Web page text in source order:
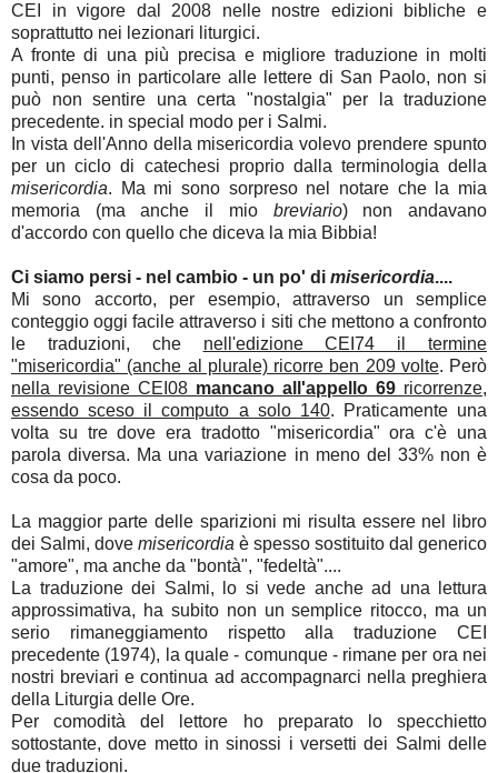
CEI in vigore dal 2008 nelle nostre edizioni bibliche e
soprattutto nei lezionari liturgici.
A fronte di una più precisa e migliore traduzione in molti
punti, penso in particolare alle lettere di San Paolo, non si
può non sentire una certa "nostalgia" per la traduzione
precedente. in special modo per i Salmi.
In vista dell'Anno della misericordia volevo prendere spunto
per un ciclo di catechesi proprio dalla terminologia della
misericordia. Ma mi sono sorpreso nel notare che la mia
memoria (ma anche il mio breviario) non andavano
d'accordo con quello che diceva la mia Bibbia!
Ci siamo persi - nel cambio - un po' di misericordia....
Mi sono accorto, per esempio, attraverso un semplice
conteggio oggi facile attraverso i siti che mettono a confronto
le traduzioni, che nell'edizione CEI74 il termine
"misericordia" (anche al plurale) ricorre ben 209 volte. Però
nella revisione CEI08 mancano all'appello 69 ricorrenze,
essendo sceso il computo a solo 140. Praticamente una
volta su tre dove era tradotto "misericordia" ora c'è una
parola diversa. Ma una variazione in meno del 33% non è
cosa da poco.
La maggior parte delle sparizioni mi risulta essere nel libro
dei Salmi, dove misericordia è spesso sostituito dal generico
"amore", ma anche da "bontà", "fedeltà"....
La traduzione dei Salmi, lo si vede anche ad una lettura
approssimativa, ha subito non un semplice ritocco, ma un
serio rimaneggiamento rispetto alla traduzione CEI
precedente (1974), la quale - comunque - rimane per ora nei
nostri breviari e continua ad accompagnarci nella preghiera
della Liturgia delle Ore.
Per comodità del lettore ho preparato lo specchietto
sottostante, dove metto in sinossi i versetti dei Salmi delle
due traduzioni.